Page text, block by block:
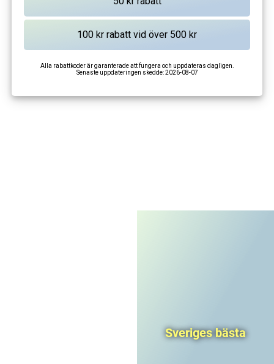
Alla rabattkoder är garanterade att fungera och uppdateras dagligen.
Senaste uppdateringen skedde:2026-08-07
Sveriges bästa